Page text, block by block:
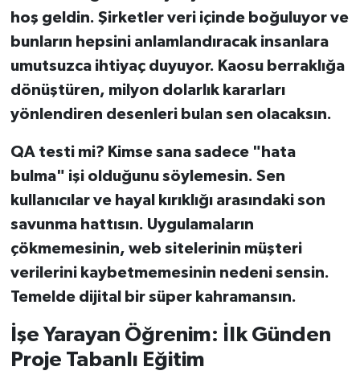
hoş geldin. Şirketler veri içinde boğuluyor ve
bunların hepsini anlamlandıracak insanlara
umutsuzca ihtiyaç duyuyor. Kaosu berraklığa
dönüştüren, milyon dolarlık kararları
yönlendiren desenleri bulan sen olacaksın.
QA testi mi? Kimse sana sadece "hata
bulma" işi olduğunu söylemesin. Sen
kullanıcılar ve hayal kırıklığı arasındaki son
savunma hattısın. Uygulamaların
çökmemesinin, web sitelerinin müşteri
verilerini kaybetmemesinin nedeni sensin.
Temelde dijital bir süper kahramansın.
İşe Yarayan Öğrenim: İlk Günden
Proje Tabanlı Eğitim